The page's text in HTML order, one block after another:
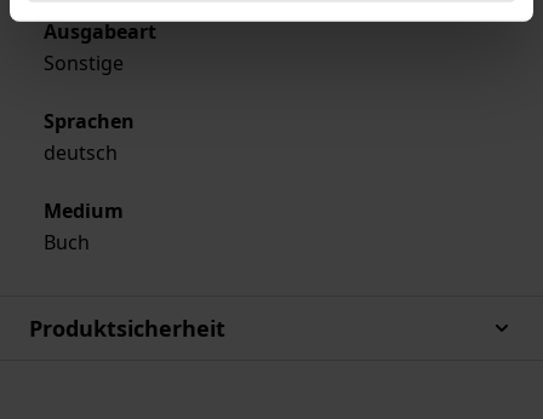
Ausgabeart
Sonstige
Sprachen
deutsch
Medium
Buch
Produktsicherheit